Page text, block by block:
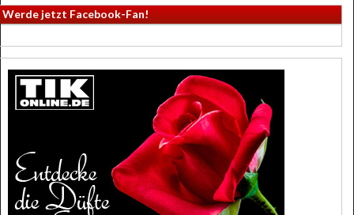
Werde jetzt Facebook-Fan!